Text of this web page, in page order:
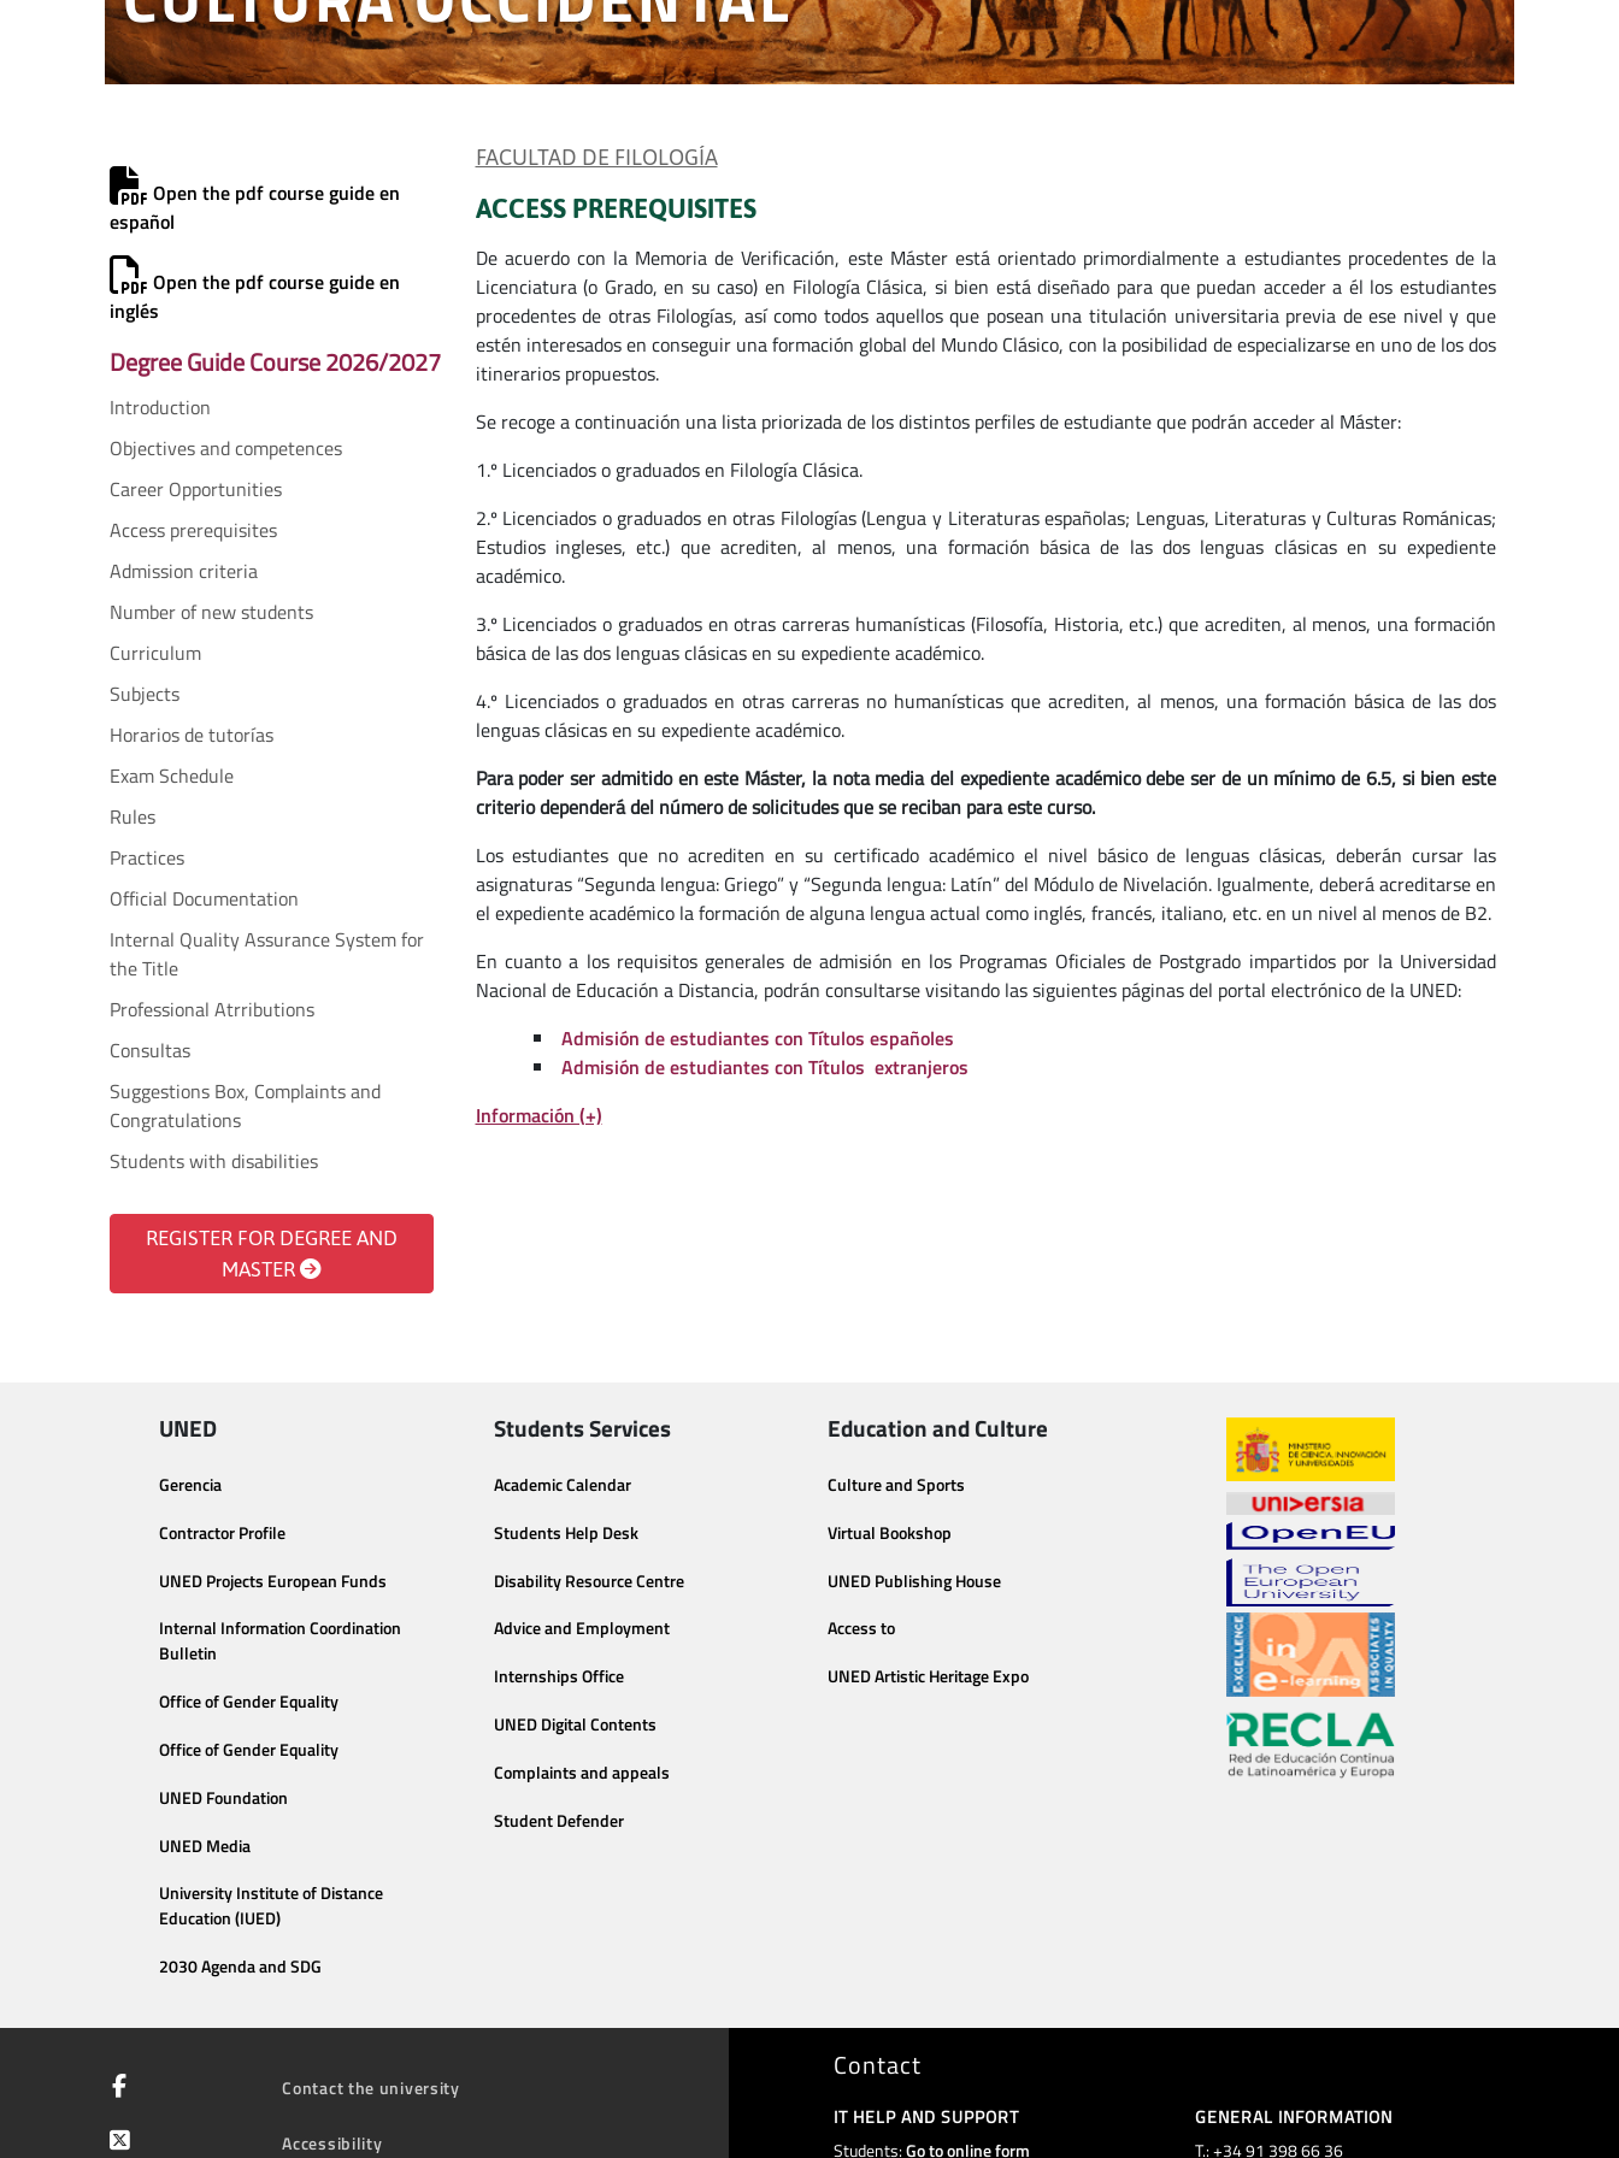
Open the pdf course guide en
español
Open the pdf course guide en
inglés
Degree Guide Course 2026/2027
Introduction
Objectives and competences
Career Opportunities
Access prerequisites
Admission criteria
Number of new students
Curriculum
Subjects
Horarios de tutorías
Exam Schedule
Rules
Practices
Official Documentation
Internal Quality Assurance System for
the Title
Professional Atrributions
Consultas
Suggestions Box, Complaints and
Congratulations
Students with disabilities
REGISTER FOR DEGREE AND
MASTER
FACULTAD DE FILOLOGÍA
ACCESS PREREQUISITES
De acuerdo con la Memoria de Verificación, este Máster está orientado primordialmente a estudiantes procedentes de la
Licenciatura (o Grado, en su caso) en Filología Clásica, si bien está diseñado para que puedan acceder a él los estudiantes
procedentes de otras Filologías, así como todos aquellos que posean una titulación universitaria previa de ese nivel y que
estén interesados en conseguir una formación global del Mundo Clásico, con la posibilidad de especializarse en uno de los dos
itinerarios propuestos.
Se recoge a continuación una lista priorizada de los distintos perfiles de estudiante que podrán acceder al Máster:
1.º Licenciados o graduados en Filología Clásica.
2.º Licenciados o graduados en otras Filologías (Lengua y Literaturas españolas; Lenguas, Literaturas y Culturas Románicas;
Estudios ingleses, etc.) que acrediten, al menos, una formación básica de las dos lenguas clásicas en su expediente
académico.
3.º Licenciados o graduados en otras carreras humanísticas (Filosofía, Historia, etc.) que acrediten, al menos, una formación
básica de las dos lenguas clásicas en su expediente académico.
4.º Licenciados o graduados en otras carreras no humanísticas que acrediten, al menos, una formación básica de las dos
lenguas clásicas en su expediente académico.
Para poder ser admitido en este Máster, la nota media del expediente académico debe ser de un mínimo de 6.5, si bien este
criterio dependerá del número de solicitudes que se reciban para este curso.
Los estudiantes que no acrediten en su certificado académico el nivel básico de lenguas clásicas, deberán cursar las
asignaturas “Segunda lengua: Griego” y “Segunda lengua: Latín” del Módulo de Nivelación. Igualmente, deberá acreditarse en
el expediente académico la formación de alguna lengua actual como inglés, francés, italiano, etc. en un nivel al menos de B2.
En cuanto a los requisitos generales de admisión en los Programas Oficiales de Postgrado impartidos por la Universidad
Nacional de Educación a Distancia, podrán consultarse visitando las siguientes páginas del portal electrónico de la UNED:
Admisión de estudiantes con Títulos españoles
Admisión de estudiantes con Títulos extranjeros
Información (+)
UNED
Gerencia
Contractor Profile
UNED Projects European Funds
Internal Information Coordination
Bulletin
Office of Gender Equality
Office of Gender Equality
UNED Foundation
UNED Media
University Institute of Distance
Education (IUED)
2030 Agenda and SDG
Students Services
Academic Calendar
Students Help Desk
Disability Resource Centre
Advice and Employment
Internships Office
UNED Digital Contents
Complaints and appeals
Student Defender
Education and Culture
Culture and Sports
Virtual Bookshop
UNED Publishing House
Access to
UNED Artistic Heritage Expo
Contact the university
Accessibility
Contact
IT HELP AND SUPPORT
Students:Go to online form
GENERAL INFORMATION
T.: +34 91 398 66 36